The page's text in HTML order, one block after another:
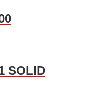
SOLID